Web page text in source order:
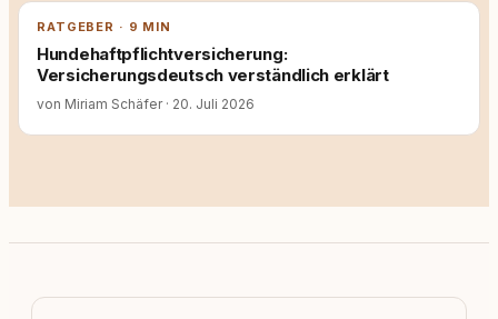
RATGEBER · 9 MIN
Hundehaftpflichtversicherung:
Versicherungsdeutsch verständlich erklärt
von Miriam Schäfer · 20. Juli 2026